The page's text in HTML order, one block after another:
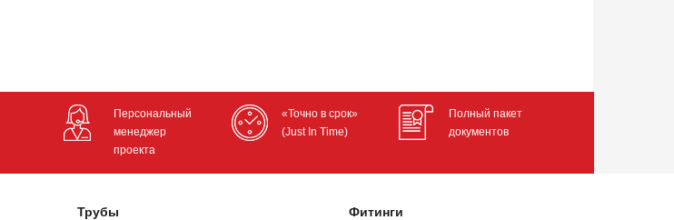
Персональный
менеджер
проекта
«Точно в срок»
(Just In Time)
Полный пакет
документов
Трубы Фитинги